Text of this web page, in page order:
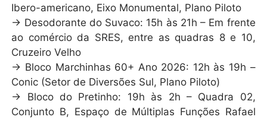
Ibero-americano, Eixo Monumental, Plano Piloto
→ Desodorante do Suvaco: 15h às 21h – Em frente
ao comércio da SRES, entre as quadras 8 e 10,
Cruzeiro Velho
→ Bloco Marchinhas 60+ Ano 2026: 12h às 19h –
Conic (Setor de Diversões Sul, Plano Piloto)
→ Bloco do Pretinho: 19h às 2h – Quadra 02,
Conjunto B, Espaço de Múltiplas Funções Rafael